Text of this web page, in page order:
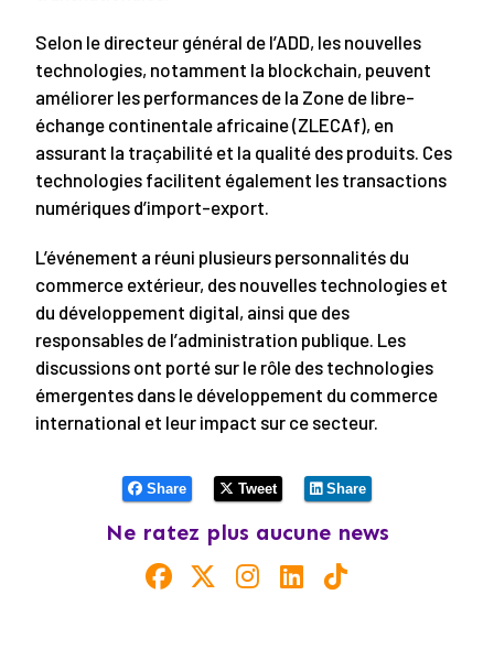
Selon le directeur général de l’ADD, les nouvelles
technologies, notamment la blockchain, peuvent
améliorer les performances de la Zone de libre-
échange continentale africaine (ZLECAf), en
assurant la traçabilité et la qualité des produits. Ces
technologies facilitent également les transactions
numériques d’import-export.
L’événement a réuni plusieurs personnalités du
commerce extérieur, des nouvelles technologies et
du développement digital, ainsi que des
responsables de l’administration publique. Les
discussions ont porté sur le rôle des technologies
émergentes dans le développement du commerce
international et leur impact sur ce secteur.
Share Tweet Share
Ne ratez plus aucune news